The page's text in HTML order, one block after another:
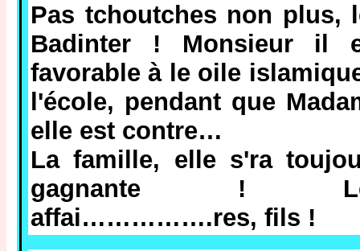
Pas tchoutches non plus,
Badinter ! Monsieur il
favorable à le oile
l'école, pendant que
elle est contre…
La famille, elle s'ra
gagnante !
affai…………….res, fils !